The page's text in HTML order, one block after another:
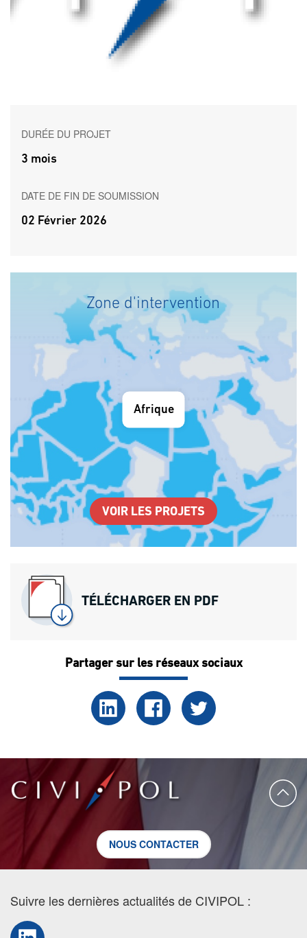
DURÉE DU PROJET
3 mois
DATE DE FIN DE SOUMISSION
02 Février 2026
Zone d'intervention
Afrique
VOIR LES PROJETS
TÉLÉCHARGER EN PDF
Partager sur les réseaux sociaux
NOUS CONTACTER
Suivre les dernières actualités de CIVIPOL :